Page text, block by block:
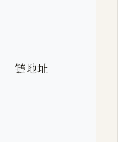
链地址